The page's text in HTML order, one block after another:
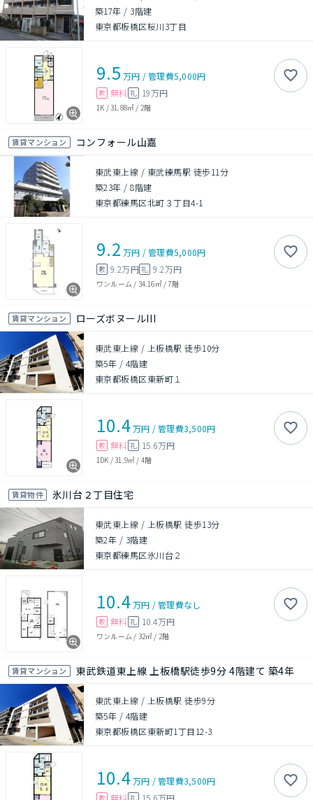
築17年 / 3階建
東京都板橋区桜川3丁目
9.5 万円 /管理費5,000円
敷 無料 礼 19万円
1K /31.88㎡ / 2階
賃貸マンション コンフォール山嘉
東武東上線 / 東武練馬駅 徒歩11分
築23年 /8階建
東京都練馬区北町３丁目4-1
9.2 万円 /管理費5,000円
敷 9.2万円礼 9.2万円
ワンルーム / 34.16㎡/7階
賃貸マンション ローズボヌールIII
東武東上線 / 上板橋駅 徒歩10分
築5年 / 4階建
東京都板橋区東新町１
10.4万円 /管理費3,500円
敷 無料 礼 15.6万円
1DK /31.9㎡ / 4階
賃貸物件 氷川台２丁目住宅
東武東上線 / 上板橋駅 徒歩13分
築2年 / 3階建
東京都練馬区氷川台２
10.4万円 /管理費なし
敷 無料 礼 10.4万円
ワンルーム / 32㎡ / 2階
賃貸マンション 東武鉄道東上線 上板橋駅徒歩9分 4階建て 築4年
東武東上線 / 上板橋駅 徒歩9分
築5年 / 4階建
東京都板橋区東新町1丁目12-3
10.4万円 /管理費3,500円
敷 無料 礼 15.6万円